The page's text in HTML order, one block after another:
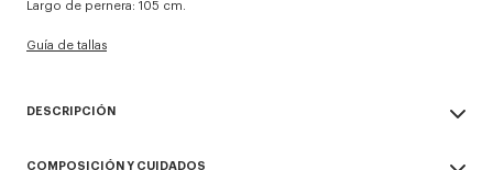
Largo de pernera: 105 cm.
Guía de tallas
DESCRIPCIÓN
COMPOSICIÓN Y CUIDADOS